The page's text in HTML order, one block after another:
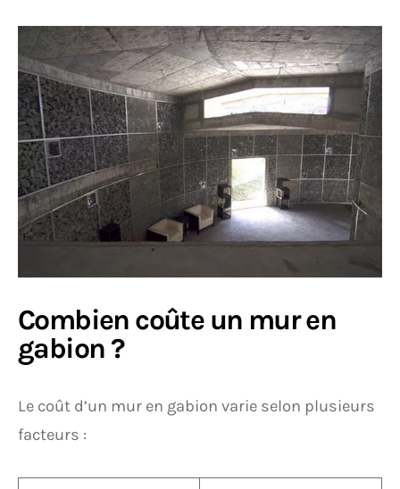
Combien coûte un mur en
gabion ?
Le coût d’un mur en gabion varie selon plusieurs
facteurs :